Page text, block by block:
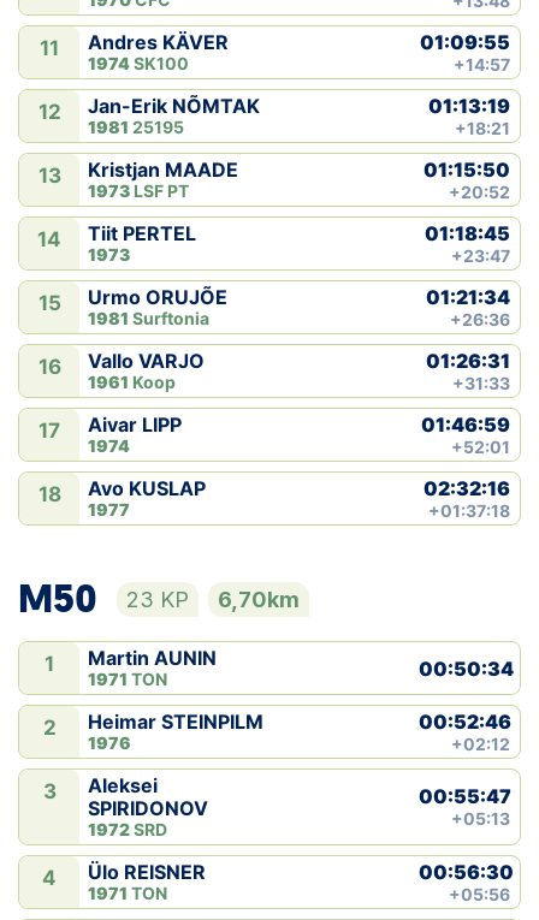
11 Andres KÄVER
1974SK100
01:09:55
+14:57
12 Jan-Erik NÕMTAK
1981 25195
01:13:19
+18:21
13 Kristjan MAADE
1973 LSF PT
01:15:50
+20:52
14 Tiit PERTEL
1973
01:18:45
+23:47
15 Urmo ORUJÕE
1981 Surftonia
01:21:34
+26:36
16 Vallo VARJO
1961 Koop
01:26:31
+31:33
17 Aivar LIPP
1974
01:46:59
+52:01
18 Avo KUSLAP
1977
02:32:16
+01:37:18
M50 23 KP 6,70km
1 Martin AUNIN
1971 TON 00:50:34
2 Heimar STEINPILM
1976
00:52:46
+02:12
3
Aleksei
SPIRIDONOV
1972SRD
00:55:47
+05:13
4 Ülo REISNER
1971 TON
00:56:30
+05:56